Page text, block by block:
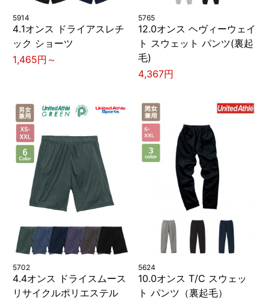
5914
4.1オンス ドライアスレチ
ック ショーツ
1,465円～
5765
12.0オンス ヘヴィーウェイ
ト スウェット パンツ(裏起
毛)
4,367円
5702
4.4オンス ドライスムース
リサイクルポリエステル
5624
10.0オンス T/C スウェッ
ト パンツ（裏起毛）